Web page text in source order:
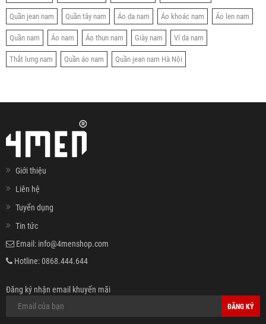
Quần jean nam Quần tây nam Áo da nam Áo khoác nam Áo len nam
Quần nam Áo nam Áo thun nam Giày nam Ví da nam
Thắt lưng nam Quần áo nam Quần jean nam Hà Nội
Giới thiệu
Liên hệ
Tuyển dụng
Tin tức
Email: info@4menshop.com
Hotline:0868.444.644
Đăng ký nhận email khuyến mãi
ĐĂNG KÝ